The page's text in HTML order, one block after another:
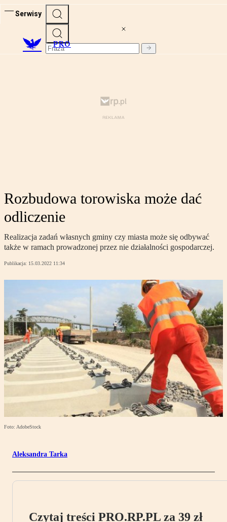
Serwisy
PRO
Rozbudowa torowiska może dać
odliczenie
Realizacja zadań własnych gminy czy miasta może się odbywać
także w ramach prowadzonej przez nie działalności gospodarczej.
Publikacja: 15.03.2022 11:34
Foto: AdobeStock
Aleksandra Tarka
Czytaj treści PRO.RP.PL za 39 zł